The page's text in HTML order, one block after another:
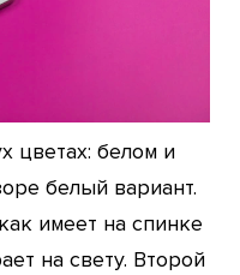
цветах: белом и
белый вариант.
имеет на спинке
на свету. Второй